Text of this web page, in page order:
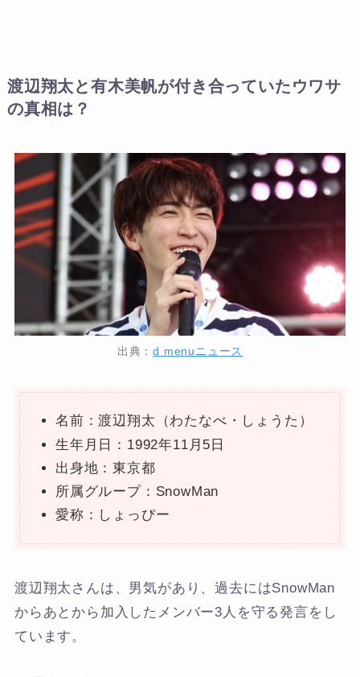
渡辺翔太と有木美帆が付き合っていたウワサ
の真相は？
出典：d menuニュース
名前：渡辺翔太（わたなべ・しょうた）
生年月日：1992年11月5日
出身地：東京都
所属グループ：SnowMan
愛称：しょっぴー
渡辺翔太さんは、男気があり、過去にはSnowMan
からあとから加入したメンバー3人を守る発言をし
ています。